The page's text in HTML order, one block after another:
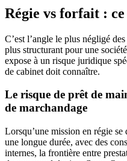
Régie vs forfait :
C’est l’angle le plus négligé
plus structurant pour une
expose à un risque juridique
de cabinet doit connaître.
Le risque de prêt de
de marchandage
Lorsqu’une mission en régie
une longue durée, avec des
internes, la frontière entre